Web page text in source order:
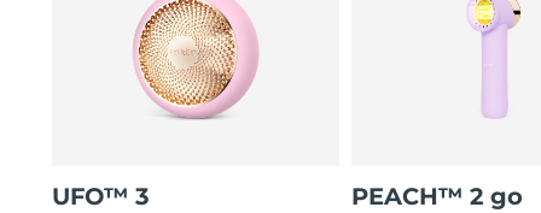
UFO™ 3 PEACH™ 2 go